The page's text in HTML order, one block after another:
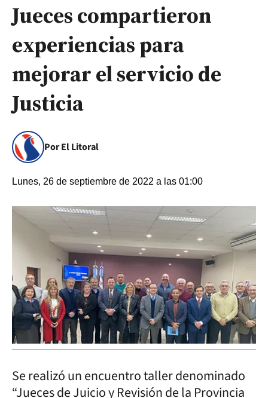
Jueces compartieron
experiencias para
mejorar el servicio de
Justicia
Por El Litoral
Lunes, 26 de septiembre de 2022 a las 01:00
Se realizó un encuentro taller denominado
“Jueces de Juicio y Revisión de la Provincia